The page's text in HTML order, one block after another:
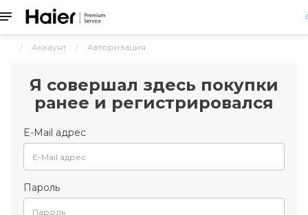
Аккаунт Авторизация
Я совершал здесь покупки
ранее и регистрировался
E-Mail адрес
Пароль